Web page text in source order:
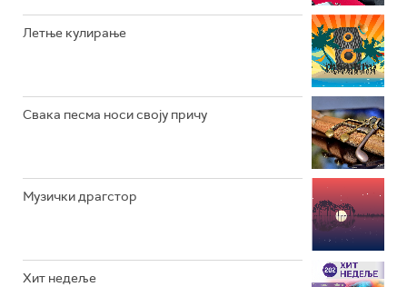
РАДИО ЏЕЗЕР
Летње кулирање
Свака песма носи своју причу
Музички драгстор
Хит недеље